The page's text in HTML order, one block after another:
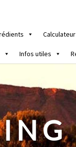
Infos utiles